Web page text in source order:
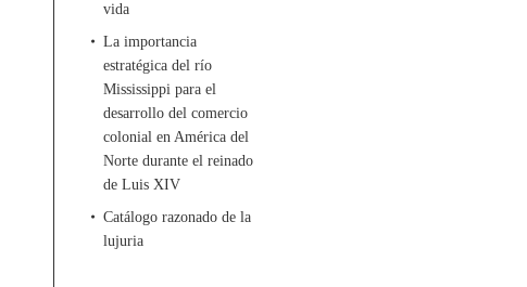
vida
La importancia
estratégica del río
Mississippi para el
desarrollo del comercio
colonial en América del
Norte durante el reinado
de Luis XIV
Catálogo razonado de la
lujuria